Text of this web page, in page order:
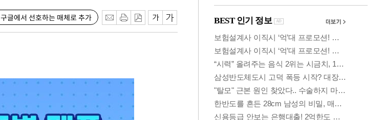
구글에서 선호하는 매체로 추가